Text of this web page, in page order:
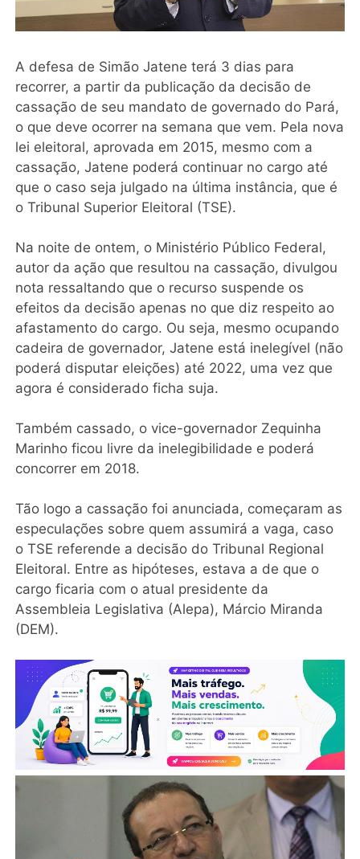
A defesa de Simão Jatene terá 3 dias para
recorrer, a partir da publicação da decisão de
cassação de seu mandato de governado do Pará,
o que deve ocorrer na semana que vem. Pela nova
lei eleitoral, aprovada em 2015, mesmo com a
cassação, Jatene poderá continuar no cargo até
que o caso seja julgado na última instância, que é
o Tribunal Superior Eleitoral (TSE).
Na noite de ontem, o Ministério Público Federal,
autor da ação que resultou na cassação, divulgou
nota ressaltando que o recurso suspende os
efeitos da decisão apenas no que diz respeito ao
afastamento do cargo. Ou seja, mesmo ocupando
cadeira de governador, Jatene está inelegível (não
poderá disputar eleições) até 2022, uma vez que
agora é considerado ficha suja.
Também cassado, o vice-governador Zequinha
Marinho ficou livre da inelegibilidade e poderá
concorrer em 2018.
Tão logo a cassação foi anunciada, começaram as
especulações sobre quem assumirá a vaga, caso
o TSE referende a decisão do Tribunal Regional
Eleitoral. Entre as hipóteses, estava a de que o
cargo ficaria com o atual presidente da
Assembleia Legislativa (Alepa), Márcio Miranda
(DEM).